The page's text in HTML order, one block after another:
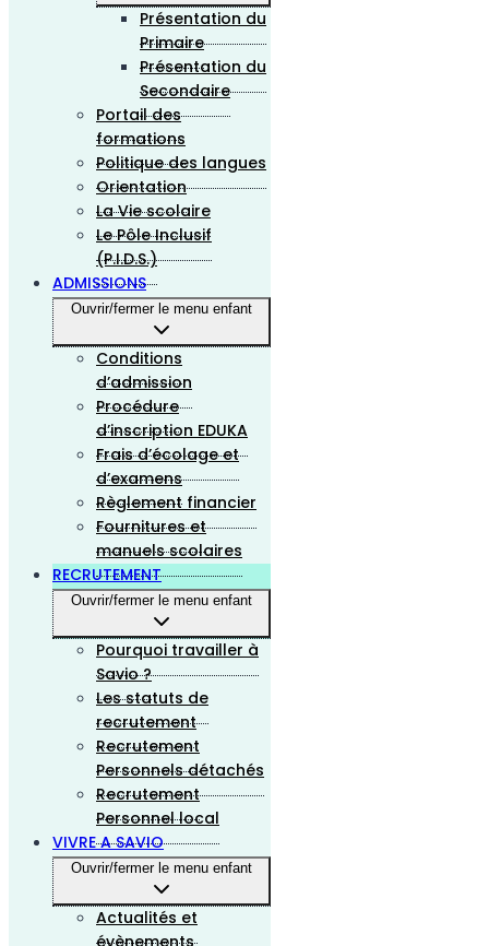
Présentation du
Primaire
Présentation du
Secondaire
Portail des
formations
Politique des langues
Orientation
La Vie scolaire
Le Pôle Inclusif
(P.I.D.S.)
ADMISSIONS
Ouvrir/fermer le menu enfant
Conditions
d’admission
Procédure
d’inscription EDUKA
Frais d’écolage et
d’examens
Règlement financier
Fournitures et
manuels scolaires
RECRUTEMENT
Ouvrir/fermer le menu enfant
Pourquoi travailler à
Savio ?
Les statuts de
recrutement
Recrutement
Personnels détachés
Recrutement
Personnel local
VIVRE A SAVIO
Ouvrir/fermer le menu enfant
Actualités et